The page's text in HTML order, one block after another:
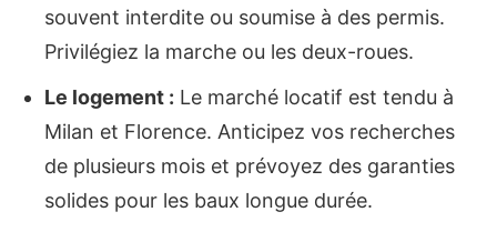
souvent interdite ou soumise à des permis.
Privilégiez la marche ou les deux-roues.
Le logement : Le marché locatif est tendu à
Milan et Florence. Anticipez vos recherches
de plusieurs mois et prévoyez des garanties
solides pour les baux longue durée.